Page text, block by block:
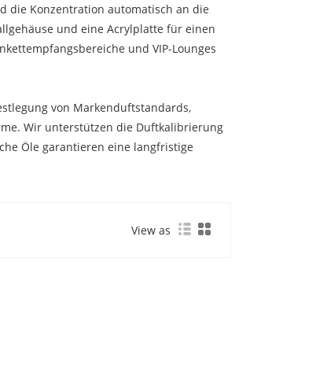
die Konzentration automatisch an die
und eine Acrylplatte für einen
und VIP-Lounges
von Markenduftstandards,
Wir unterstützen die Duftkalibrierung
Öle garantieren eine langfristige
View as